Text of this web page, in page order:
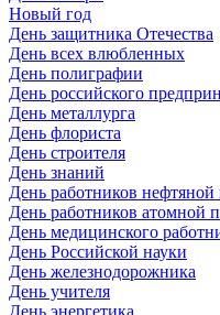
Новый год
День защитника Отечества
День всех влюбленных
День полиграфии
День российского
День металлурга
День флориста
День строителя
День знаний
День работников
День работников атомной
День медицинского
День Российской науки
День железнодорожника
День учителя
День энергетика